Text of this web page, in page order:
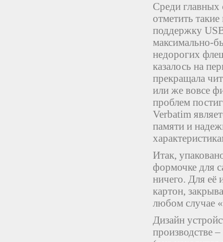
Среди главных
отметить
поддержку
максимально-
недорогих
казалось на
прекращала
или же вовсе
проблем
Verbatim
памяти и
Итак,
формочке для
ничего. Для её
картон,
любом случае
Дизайн
производстве